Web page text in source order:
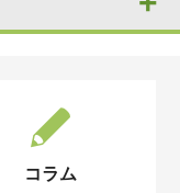
コラム